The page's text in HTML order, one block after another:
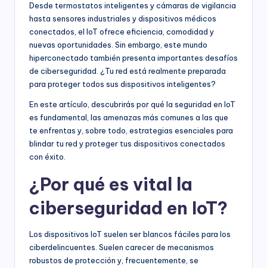
Desde termostatos inteligentes y cámaras de vigilancia
hasta sensores industriales y dispositivos médicos
conectados, el IoT ofrece eficiencia, comodidad y
nuevas oportunidades. Sin embargo, este mundo
hiperconectado también presenta importantes desafíos
de ciberseguridad. ¿Tu red está realmente preparada
para proteger todos sus dispositivos inteligentes?
En este artículo, descubrirás por qué la seguridad en IoT
es fundamental, las amenazas más comunes a las que
te enfrentas y, sobre todo, estrategias esenciales para
blindar tu red y proteger tus dispositivos conectados
con éxito.
¿Por qué es vital la
ciberseguridad en IoT?
Los dispositivos IoT suelen ser blancos fáciles para los
ciberdelincuentes. Suelen carecer de mecanismos
robustos de protección y, frecuentemente, se